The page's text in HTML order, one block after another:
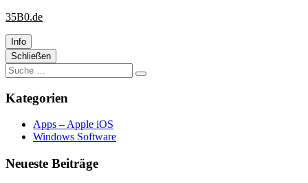
Website
geladen
Zum
springen
35B0.de
Info
Primäre
Seitenleiste
Schließen
Suche
nach:
Suchen
Kategorien
Apps – Apple iOS
Windows Software
Neueste Beiträge